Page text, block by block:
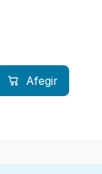
Afegir